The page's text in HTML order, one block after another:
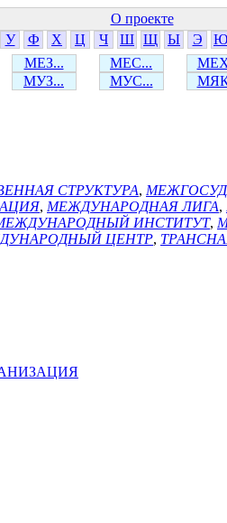
О проекте
У Ф Х Ц Ч Ш Щ Ы Э Ю
МЕЗ... МЕС...
МУЗ...
МУС...
СТРУКТУРА,
, МЕЖДУНАРОДНАЯ ЛИГА,
ИНСТИТУТ,
ЦЕНТР,